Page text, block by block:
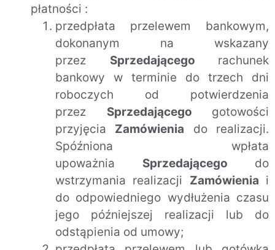
płatności :
przedpłata przelewem bankowym,
dokonanym na wskazany
przez Sprzedającego rachunek
bankowy w terminie do trzech dni
roboczych od potwierdzenia
przez Sprzedającego gotowości
przyjęcia Zamówienia do realizacji.
Spóźniona wpłata
upoważnia Sprzedającego do
wstrzymania realizacji Zamówienia i
do odpowiedniego wydłużenia czasu
jego późniejszej realizacji lub do
odstąpienia od umowy;